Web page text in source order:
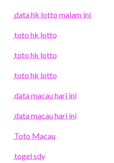
data hk lotto malam ini
toto hk lotto
toto hk lotto
toto hk lotto
data macau hari ini
data macau hari ini
Toto Macau
togel sdy